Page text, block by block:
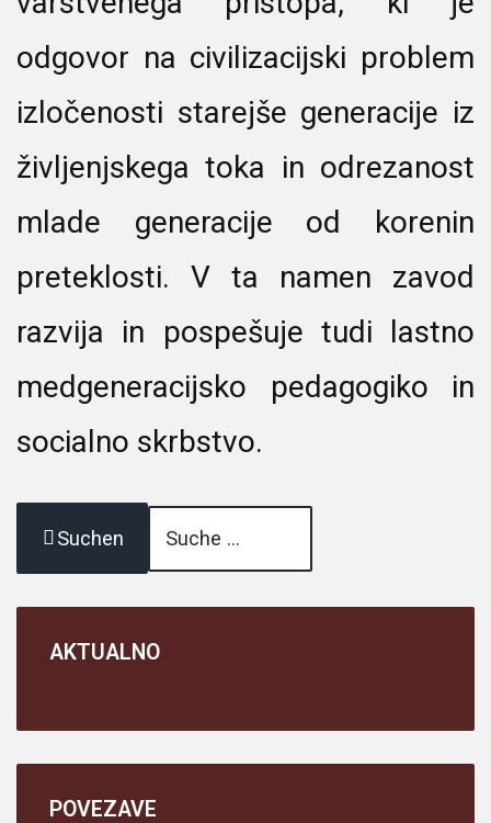
odgovor na civilizacijski problem
izločenosti starejše generacije iz
življenjskega toka in odrezanost
mlade generacije od korenin
preteklosti. V ta namen zavod
razvija in pospešuje tudi lastno
medgeneracijsko pedagogiko in
socialno skrbstvo.
Suchen
AKTUALNO
POVEZAVE